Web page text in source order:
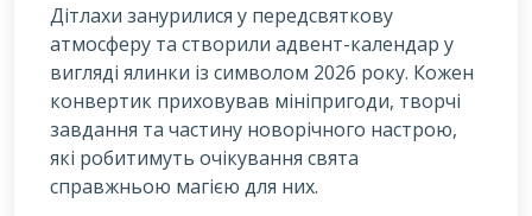
Дітлахи занурилися у передсвяткову
атмосферу та створили адвент-календар у
вигляді ялинки із символом 2026 року. Кожен
конвертик приховував мініпригоди, творчі
завдання та частину новорічного настрою,
які робитимуть очікування свята
справжньою магією для них.